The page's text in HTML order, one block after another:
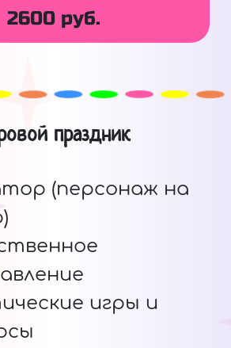
2600 руб.
праздник
(персонаж на
игры и